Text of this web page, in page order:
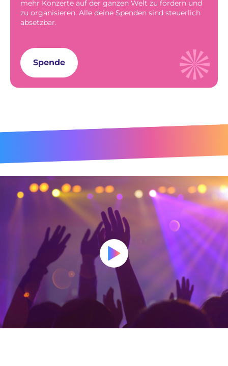
mehr Konzerte auf der ganzen Welt zu fördern und
zu organisieren. Alle deine Spenden sind steuerlich
absetzbar.
Spende